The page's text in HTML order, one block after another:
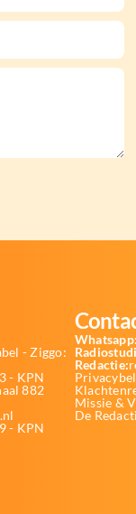
- Ziggo:
- KPN
882
- KPN
Whatsapp:
Redactie:
Missie &
De